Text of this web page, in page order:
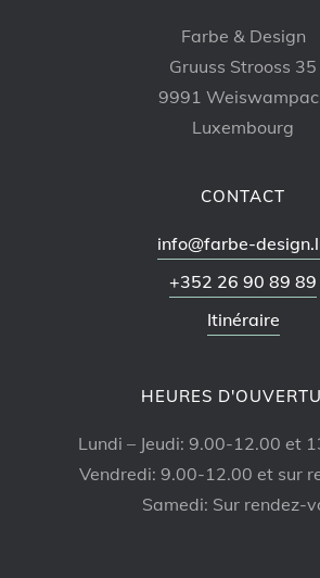
Farbe & Design
Gruuss Strooss 35
9991
Luxembourg
CONTACT
info@farbe-
+352 26 90 89 89
Itinéraire
HEURES
Lundi – Jeudi: 9.00-12.00 et
Vendredi: 9.00-12.00 et sur
Samedi: Sur rendez-